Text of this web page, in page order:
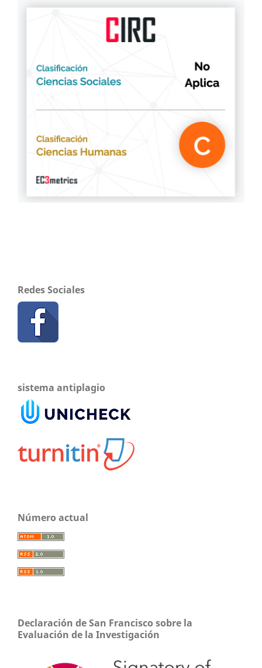
Redes Sociales
sistema antiplagio
Número actual
Declaración de San Francisco sobre la
Evaluación de la Investigación